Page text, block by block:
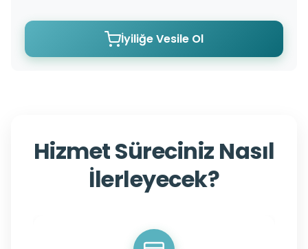
İyiliğe Vesile Ol
Hizmet Süreciniz Nasıl
İlerleyecek?